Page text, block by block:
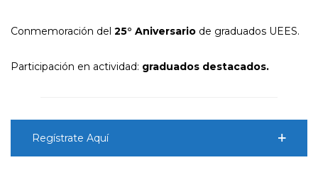
Conmemoración del 25° Aniversario de graduados UEES.
Participación en actividad: graduados destacados.
Regístrate Aquí